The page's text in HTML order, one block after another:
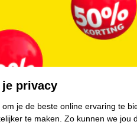
je privacy
je de beste online ervaring te
te maken. Zo kunnen we jou